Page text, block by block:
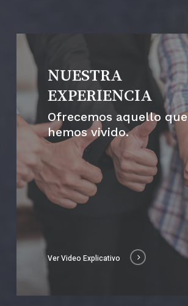
NUESTRA
EXPERIENCIA
Ofrecemos aquello que
hemos vivido.
Ver Video Explicativo